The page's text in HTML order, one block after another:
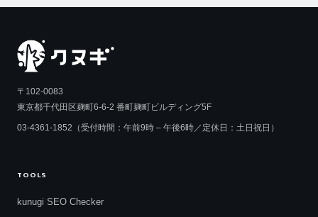
〒102-0083
東京都千代田区麹町6-6-2 番町麹町ビルディング5F
03-4361-1852（受付時間：午前9時 – 午後6時／定休日：土日祝日）
TOOLS
kunugi SEO Checker